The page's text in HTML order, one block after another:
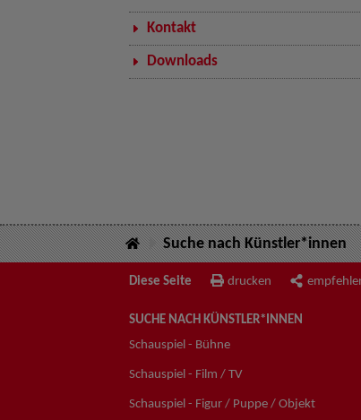
Kontakt
Downloads
Suche nach Künstler*innen
Diese Seite drucken
SUCHE NACH KÜNSTLER*INNEN
Schauspiel - Bühne
Schauspiel - Film / TV
Schauspiel - Figur / Puppe / Objekt